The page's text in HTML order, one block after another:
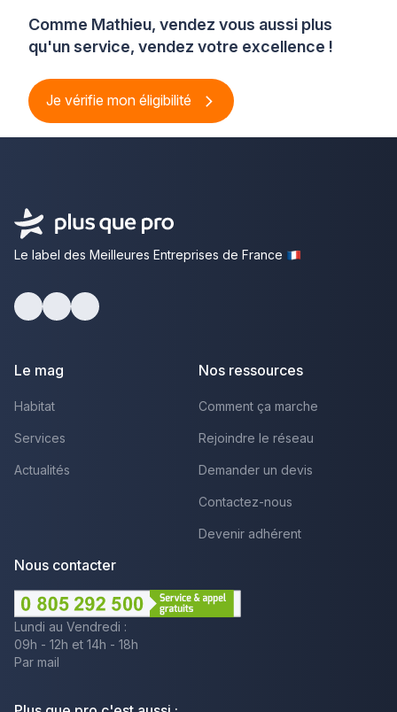
Comme Mathieu, vendez vous aussi plus
qu'un service, vendez votre excellence !
Je vérifie mon éligibilité
Le label des Meilleures Entreprises de France
Le mag
Habitat
Services
Actualités
Nos ressources
Comment ça marche
Rejoindre le réseau
Demander un devis
Contactez-nous
Devenir adhérent
Nous contacter
Lundi au Vendredi :
09h - 12h et 14h - 18h
Par mail